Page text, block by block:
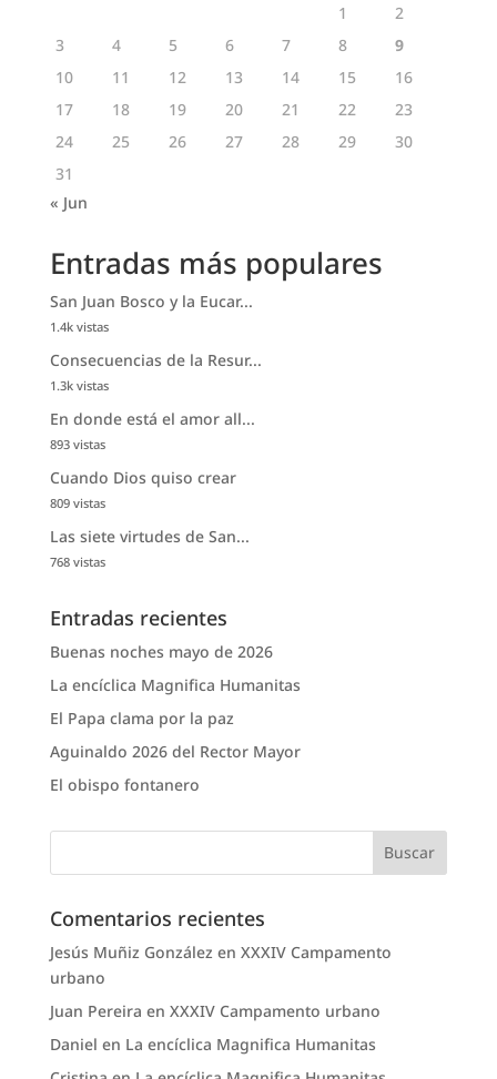
1
2
3
4 5 6 7 8
9
10
11 12 13 14 15
16
17
18 19 20 21 22
23
24
25 26 27 28 29
30
31
« Jun
Entradas más populares
San Juan Bosco y la Eucar...
1.4k vistas
Consecuencias de la Resur...
1.3k vistas
En donde está el amor all...
893 vistas
Cuando Dios quiso crear
809 vistas
Las siete virtudes de San...
768 vistas
Entradas recientes
Buenas noches mayo de 2026
La encíclica Magnifica Humanitas
El Papa clama por la paz
Aguinaldo 2026 del Rector Mayor
El obispo fontanero
Comentarios recientes
Jesús Muñiz González en XXXIV Campamento
urbano
Juan Pereira en XXXIV Campamento urbano
Daniel en La encíclica Magnifica Humanitas